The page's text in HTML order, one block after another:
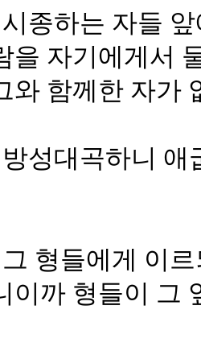
종하는 자들
을 자기에게서
와 함께한 자가
성대곡하니
형들에게 이
이까 형들이 그